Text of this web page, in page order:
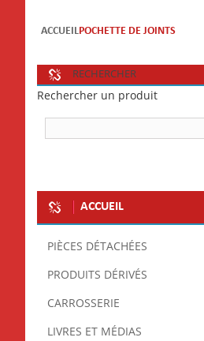
ACCUEILPOCHETTE DE JOINTS
RECHERCHER
Rechercher un produit
ACCUEIL
PIÈCES DÉTACHÉES
PRODUITS DÉRIVÉS
CARROSSERIE
LIVRES ET MÉDIAS